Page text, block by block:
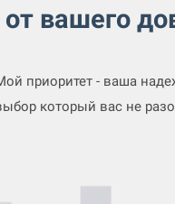
от вашего
приоритет - ваша
который вас не